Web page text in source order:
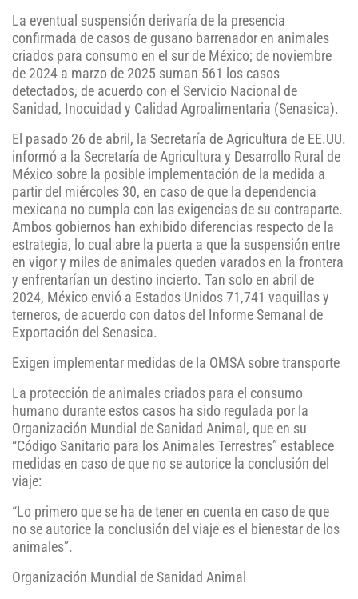
La eventual suspensión derivaría de la presencia
confirmada de casos de gusano barrenador en animales
criados para consumo en el sur de México; de noviembre
de 2024 a marzo de 2025 suman 561 los casos
detectados, de acuerdo con el Servicio Nacional de
Sanidad, Inocuidad y Calidad Agroalimentaria (Senasica).
El pasado 26 de abril, la Secretaría de Agricultura de EE.UU.
informó a la Secretaría de Agricultura y Desarrollo Rural de
México sobre la posible implementación de la medida a
partir del miércoles 30, en caso de que la dependencia
mexicana no cumpla con las exigencias de su contraparte.
Ambos gobiernos han exhibido diferencias respecto de la
estrategia, lo cual abre la puerta a que la suspensión entre
en vigor y miles de animales queden varados en la frontera
y enfrentarían un destino incierto. Tan solo en abril de
2024, México envió a Estados Unidos 71,741 vaquillas y
terneros, de acuerdo con datos del Informe Semanal de
Exportación del Senasica.
Exigen implementar medidas de la OMSA sobre transporte
La protección de animales criados para el consumo
humano durante estos casos ha sido regulada por la
Organización Mundial de Sanidad Animal, que en su
“Código Sanitario para los Animales Terrestres” establece
medidas en caso de que no se autorice la conclusión del
viaje:
“Lo primero que se ha de tener en cuenta en caso de que
no se autorice la conclusión del viaje es el bienestar de los
animales”.
Organización Mundial de Sanidad Animal